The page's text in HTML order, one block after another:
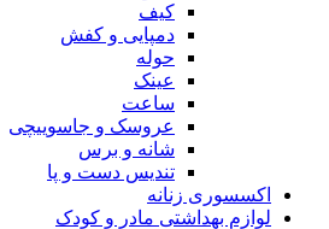
کیف
دمپایی و کفش
حوله
عینک
ساعت
عروسک و جاسوییچی
شانه و برس
تندیس دست و پا
اکسسوری زنانه
لوازم بهداشتی مادر و کودک